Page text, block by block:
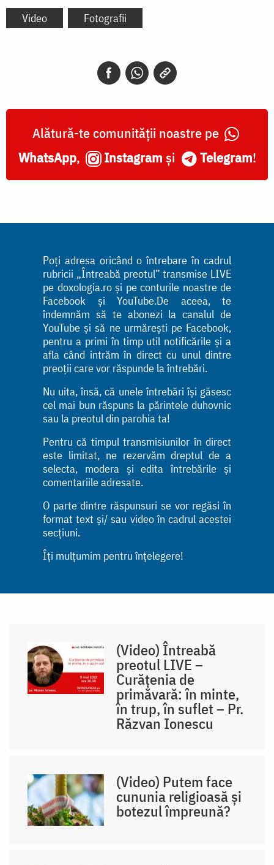
Video Fotografii
Alătură-te comunității noastre pe
WhatsApp, Instagram și Telegram!
Poți adresa oricând o întrebare în cadrul
rubricii „Întreabă preotul” transmise LIVE
pe doxologia.ro și pe conturile noastre de
Facebook și YouTube.De aceea, te
îndemnăm să te abonezi la canalul de
YouTube și să ne urmărești pe Facebook,
pentru a primi în timp util notificările și a
afla când intrăm în direct cu unul dintre
preoții care vor răspunde la întrebări.
Nu uita, însă, că unele întrebări își găsesc
cel mai bun răspuns la părintele duhovnic
sau la preotul din parohia ta!
Pentru că timpul transmisiunilor în direct
este limitat, ne rezervăm dreptul de a
selecta, modera și edita întrebările și
comentariile adresate.
O parte dintre răspunsuri se vor regăsi în
format text și/ sau video în cadrul acestei
secțiuni.
Îți mulțumim pentru înțelegere!
(Video) Întreabă
preotul LIVE –
Curățenia de
primăvară: în minte,
în trup, în suflet – Pr.
Răzvan Ionescu
(Video) Putem face
cununia religioasă și
botezul împreună?